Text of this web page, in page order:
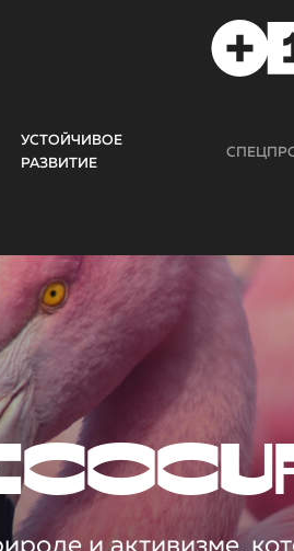
УСТОЙЧИВОЕ
РАЗВИТИЕ
и активизме,